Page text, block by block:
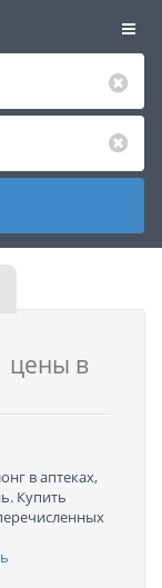
цены в
в аптеках,
Купить